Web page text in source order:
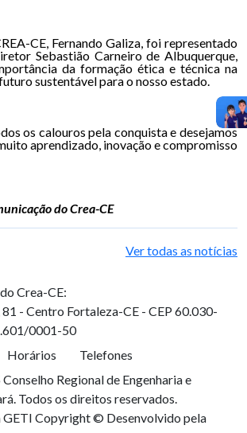
CE, Fernando Galiza, foi representado
Sebastião Carneiro de Albuquerque,
da formação ética e técnica na
sustentável para o nosso estado.
os calouros pela conquista e desejamos
aprendizado, inovação e compromisso
do Crea-CE
Ver todas as notícias
Crea-CE:
81 - Centro Fortaleza-CE - CEP 60.030-
0001-50
Horários
Telefones
Regional de Engenharia e
Todos os direitos reservados.
GETI Copyright © Desenvolvido pela